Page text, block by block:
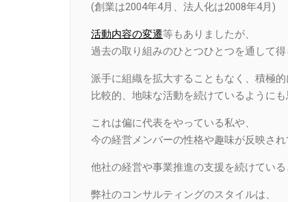
(創業は2004年4月、法人化は2008年4月)
活動内容の変遷等もありましたが、
過去の取り組みのひとつひとつを通して
派手に組織を拡大することもなく、積極的
比較的、地味な活動を続けているようにも
これは偏に代表をやっている私や、
今の経営メンバーの性格や趣味が反映され
他社の経営や事業推進の支援を続けてい
弊社のコンサルティングのスタイルは、